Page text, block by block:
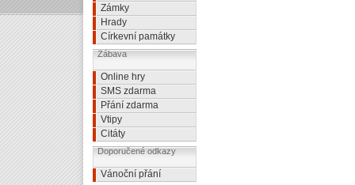
Zámky
Hrady
Církevní památky
Zábava
Online hry
SMS zdarma
Přání zdarma
Vtipy
Citáty
Doporučené odkazy
Vánoční přání